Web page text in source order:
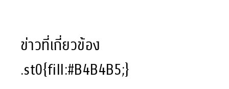
ข่าวที่เกี่ยวข้อง
.st0{fill:#B4B4B5;}